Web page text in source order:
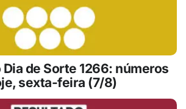
de Sorte 1266: números
sexta-feira (7/8)